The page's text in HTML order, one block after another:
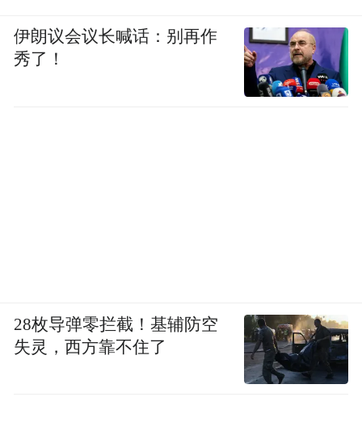
伊朗议会议长喊话：别再作
秀了！
28枚导弹零拦截！基辅防空
失灵，西方靠不住了